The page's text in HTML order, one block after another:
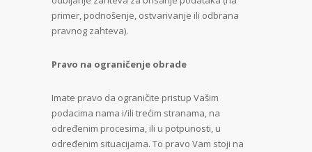
primer, podnošenje, ostvarivanje ili odbrana
pravnog zahteva).
Pravo na ograničenje obrade
Imate pravo da ograničite pristup Vašim
podacima nama i/ili trećim stranama, na
određenim procesima, ili u potpunosti, u
određenim situacijama. To pravo Vam stoji na